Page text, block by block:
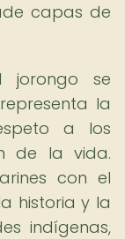
capas de
jorongo se
la
a los
de la vida.
con el
historia y la
indígenas,